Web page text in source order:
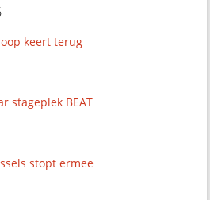
keert terug
stageplek BEAT
stopt ermee